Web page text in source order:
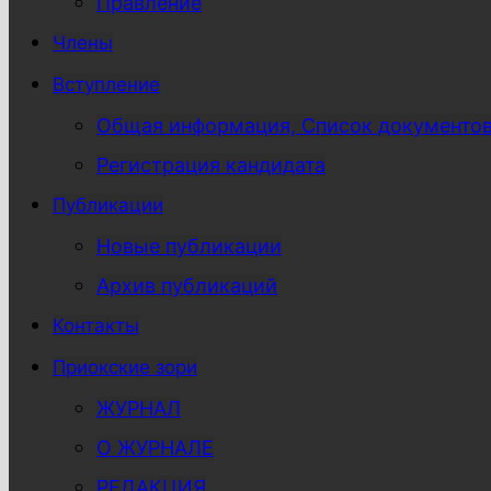
Члены
Вступление
Общая информация, Список
Регистрация кандидата
Публикации
Новые публикации
Архив публикаций
Контакты
Приокские зори
ЖУРНАЛ
О ЖУРНАЛЕ